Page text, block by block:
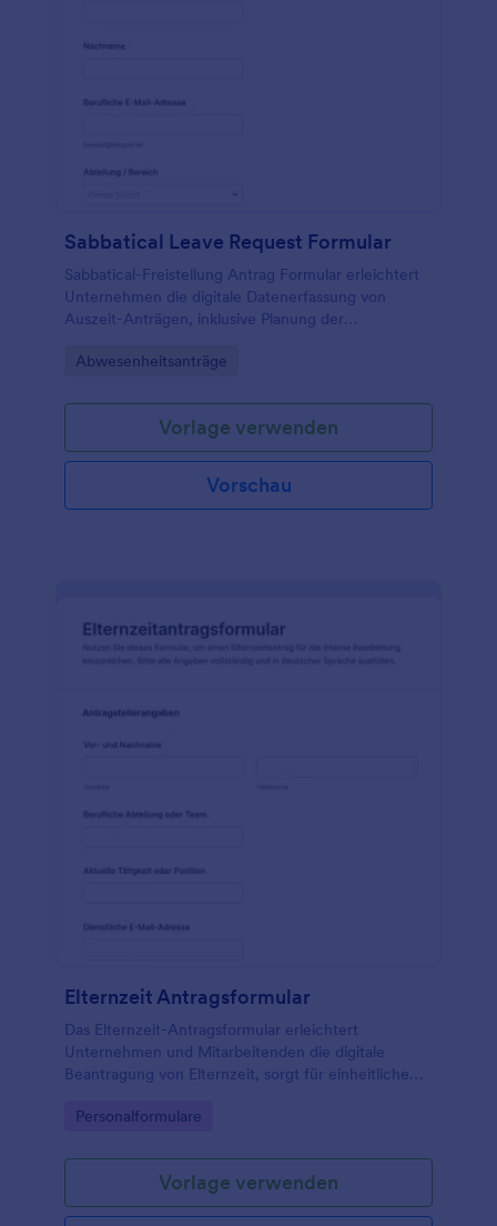
Sabbatical Leave Request Formular
Sabbatical-Freistellung Antrag Formular erleichtert
Unternehmen die digitale Datenerfassung von
Auszeit-Anträgen, inklusive Planung der
Personalabteilung sowie Führungskräften bei der
Go to Category:
Abwesenheitsanträge
Vorlage verwenden
Vorschau
Elternzeit Antragsformular
Das Elternzeit-Antragsformular erleichtert
Unternehmen und Mitarbeitenden die digitale
Beantragung von Elternzeit, sorgt für einheitliche
interne Abstimmung mit Jotform.
Go to Category:
Personalformulare
Vorlage verwenden